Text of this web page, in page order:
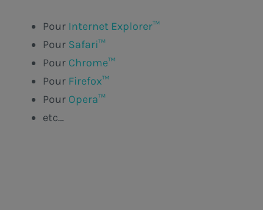
Pour Internet Explorer™
Pour Safari™
Pour Chrome™
Pour Firefox™
Pour Opera™
etc…